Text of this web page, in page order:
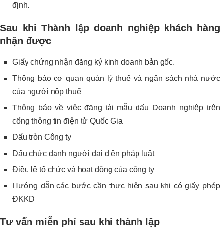
định.
Sau khi Thành lập doanh nghiệp khách hàng
nhận được
Giấy chứng nhận đăng ký kinh doanh bản gốc.
Thông báo cơ quan quản lý thuế và ngân sách nhà nước
của người nộp thuế
Thông báo về việc đăng tải mẫu dấu Doanh nghiệp trên
cổng thông tin điện tử Quốc Gia
Dấu tròn Công ty
Dấu chức danh người đại diện pháp luật
Điều lệ tổ chức và hoạt động của công ty
Hướng dẫn các bước cần thực hiện sau khi có giấy phép
ĐKKD
Tư vấn miễn phí sau khi thành lập